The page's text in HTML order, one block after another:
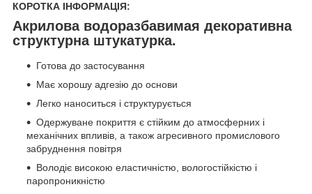
КОРОТКА ІНФОРМАЦІЯ:
Акрилова водоразбавимая декоративна
структурна штукатурка.
Готова до застосування
Має хорошу адгезію до основи
Легко наноситься і структурується
Одержуване покриття є стійким до атмосферних і
механічних впливів, а також агресивного промислового
забруднення повітря
Володіє високою еластичністю, вологостійкістю і
паропроникністю